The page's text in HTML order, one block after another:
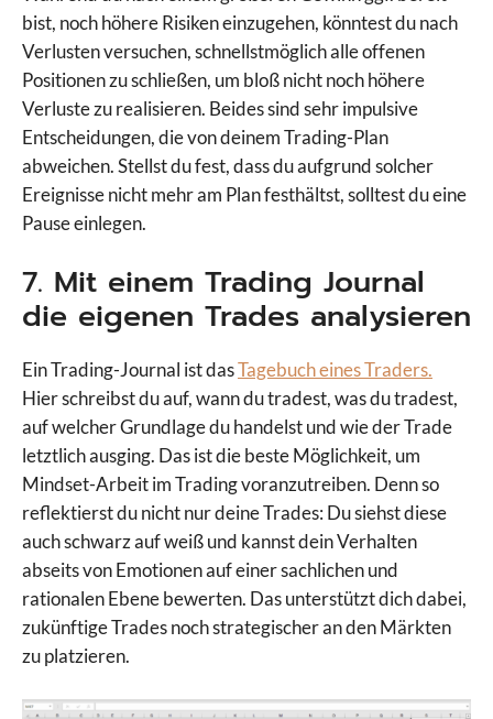
bist, noch höhere Risiken einzugehen, könntest du nach
Verlusten versuchen, schnellstmöglich alle offenen
Positionen zu schließen, um bloß nicht noch höhere
Verluste zu realisieren. Beides sind sehr impulsive
Entscheidungen, die von deinem Trading-Plan
abweichen. Stellst du fest, dass du aufgrund solcher
Ereignisse nicht mehr am Plan festhältst, solltest du eine
Pause einlegen.
7. Mit einem Trading Journal
die eigenen Trades analysieren
Ein Trading-Journal ist dasTagebuch eines Traders.
Hier schreibst du auf, wann du tradest, was du tradest,
auf welcher Grundlage du handelst und wie der Trade
letztlich ausging. Das ist die beste Möglichkeit, um
Mindset-Arbeit im Trading voranzutreiben. Denn so
reflektierst du nicht nur deine Trades: Du siehst diese
auch schwarz auf weiß und kannst dein Verhalten
abseits von Emotionen auf einer sachlichen und
rationalen Ebene bewerten. Das unterstützt dich dabei,
zukünftige Trades noch strategischer an den Märkten
zu platzieren.